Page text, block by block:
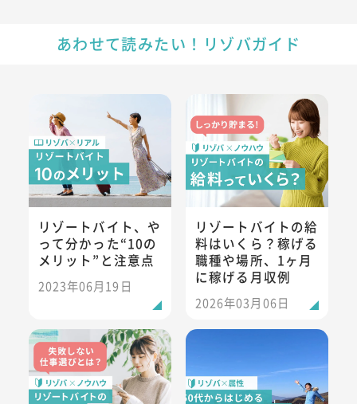
あわせて読みたい！リゾバガイド
リゾートバイト、やって分かった“10のメリット”と注意点
リゾートバイト、や
って分かった“10の
メリット”と注意点
2023年06月19日
リゾートバイトの給料はいく
リゾートバイトの給
料はいくら？稼げる
職種や場所、1ヶ月
に稼げる月収例
2026年03月06日
リゾートバイトの探し方を解説！希望に沿った求人を見つけ
50代でもリゾートバイトはで